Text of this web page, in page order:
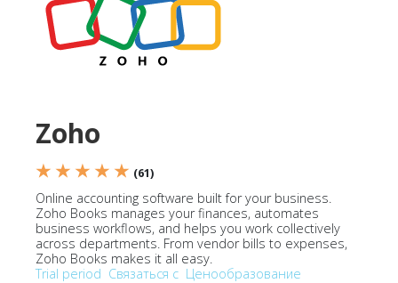
Zoho
★ ★ ★ ★ ★ (61)
Online accounting software built for your business.
Zoho Books manages your finances, automates
business workflows, and helps you work collectively
across departments. From vendor bills to expenses,
Zoho Books makes it all easy.
Trial period Связаться с Ценообразование